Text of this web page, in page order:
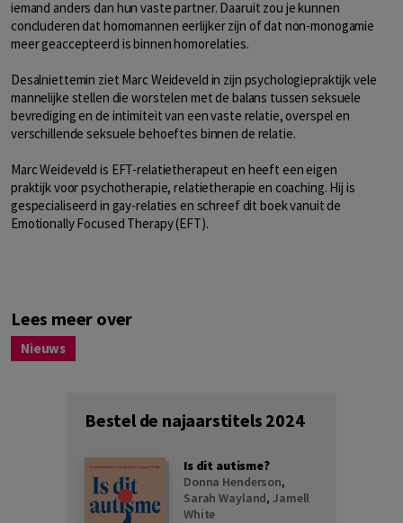
iemand anders dan hun vaste partner. Daaruit zou je kunnen
concluderen dat homomannen eerlijker zijn of dat non-monogamie
meer geaccepteerd is binnen homorelaties.
Desalniettemin ziet Marc Weideveld in zijn psychologiepraktijk vele
mannelijke stellen die worstelen met de balans tussen seksuele
bevrediging en de intimiteit van een vaste relatie, overspel en
verschillende seksuele behoeftes binnen de relatie.
Marc Weideveld is EFT-relatietherapeut en heeft een eigen
praktijk voor psychotherapie, relatietherapie en coaching. Hij is
gespecialiseerd in gay-relaties en schreef dit boek vanuit de
Emotionally Focused Therapy (EFT).
Lees meer over
Nieuws
Bestel de najaarstitels 2024
Is dit autisme?
Donna Henderson,
Sarah Wayland,Jamell
White